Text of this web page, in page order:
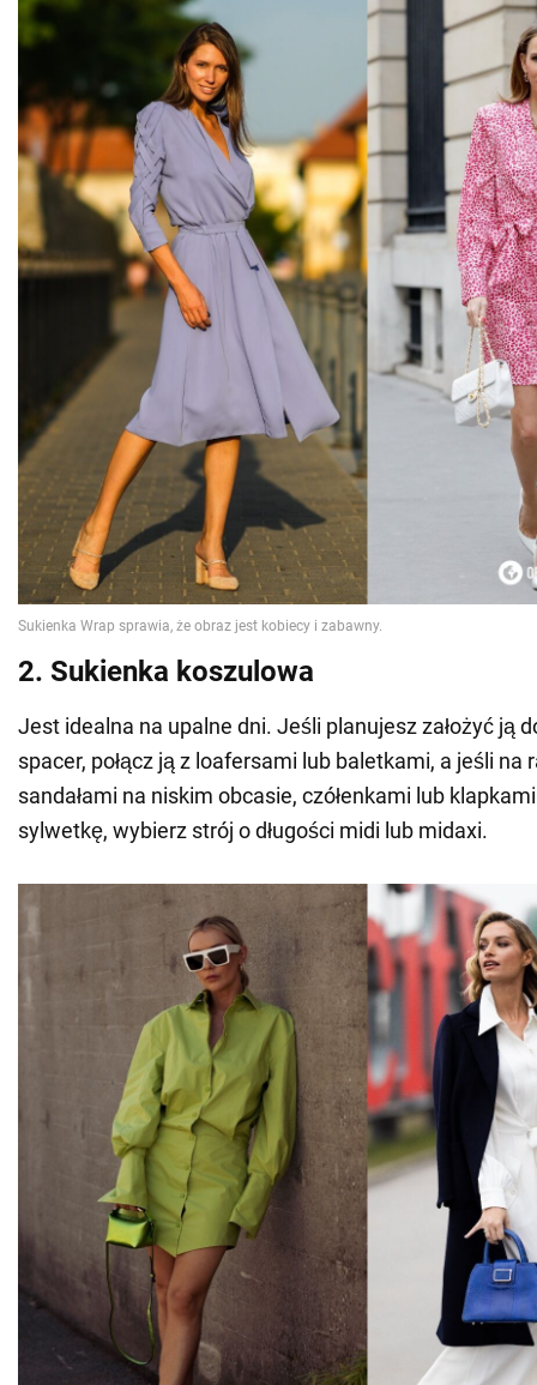
2. Sukienka koszulowa
Jest idealna na upalne dni. Jeśli planujesz założyć ją
spacer, połącz ją z loafersami lub baletkami, a jeśli na
sandałami na niskim obcasie, czółenkami lub
sylwetkę, wybierz strój o długości midi lub midaxi.